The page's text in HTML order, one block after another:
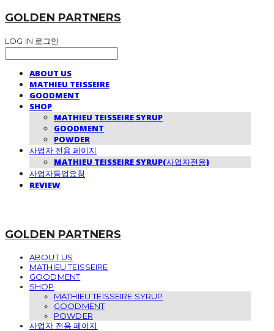
GOLDEN PARTNERS
LOG IN 로그인
ABOUT US
MATHIEU TEISSEIRE
GOODMENT
SHOP
MATHIEU TEISSEIRE SYRUP
GOODMENT
POWDER
사업자 전용 페이지
MATHIEU TEISSEIRE SYRUP(사업자전용)
사업자등업요청
REVIEW
GOLDEN PARTNERS
ABOUT US
MATHIEU TEISSEIRE
GOODMENT
SHOP
MATHIEU TEISSEIRE SYRUP
GOODMENT
POWDER
사업자 전용 페이지